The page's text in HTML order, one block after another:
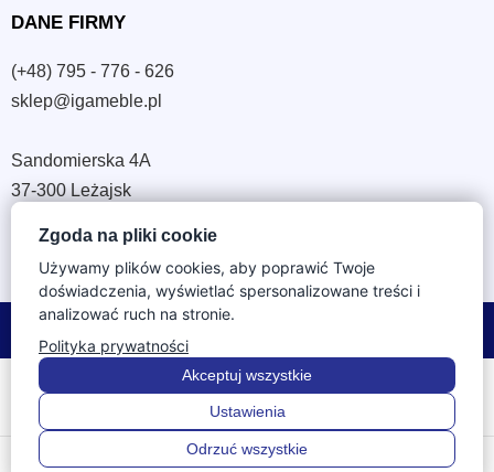
DANE FIRMY
(+48) 795 - 776 - 626
sklep@igameble.pl
Sandomierska 4A
37-300 Leżajsk
REGON: 180933172
Zgoda na pliki cookie
Używamy plików cookies, aby poprawić Twoje
doświadczenia, wyświetlać spersonalizowane treści i
analizować ruch na stronie.
Polityka prywatności
Ustawienia
Odrzuć wszystkie
Akceptuj wszystkie